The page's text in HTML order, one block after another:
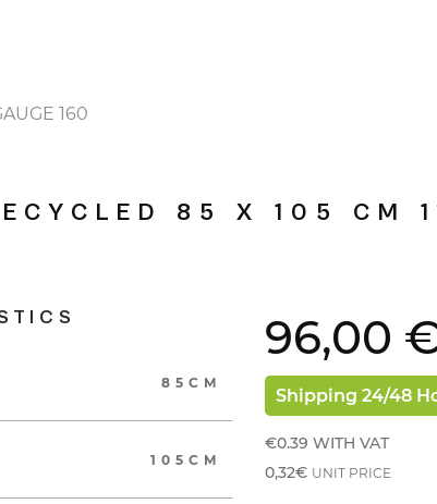
160
85 X 105 CM
85CM
105CM
96,00
Shipping 24/48
€0.39 WITH VAT
0,32€ UNIT PRICE